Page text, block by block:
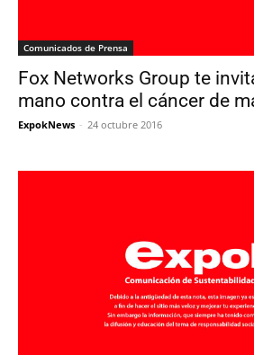
Comunicados de Prensa
Fox Networks Group te
mano contra el cáncer de
ExpokNews - 24 octubre 2016